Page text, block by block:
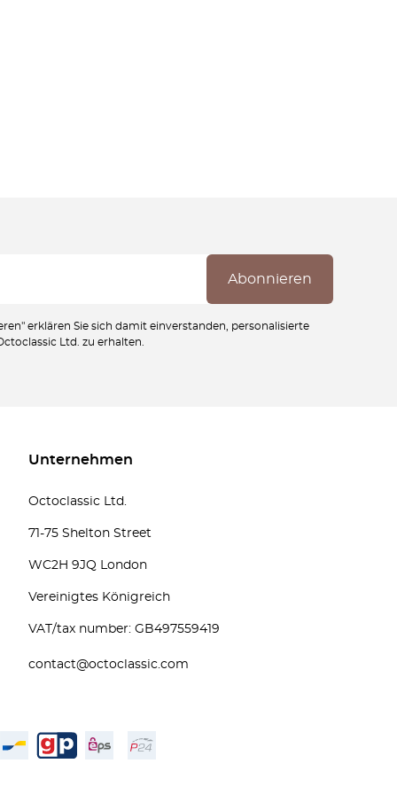
erklären Sie sich damit einverstanden, personalisierte
Ltd. zu erhalten.
Unternehmen
Octoclassic Ltd.
71-75 Shelton Street
WC2H 9JQ London
Vereinigtes Königreich
VAT/tax number: GB497559419
contact@octoclassic.com